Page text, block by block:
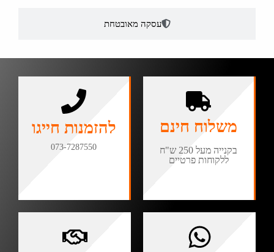
עסקה מאובטחת
משלוח חינם
בקנייה מעל 250 ש"ח
ללקוחות פרטיים
להזמנות חייגו
073-7287550